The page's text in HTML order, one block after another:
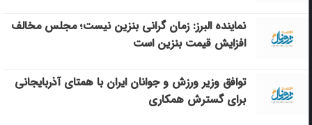
نماینده البرز: زمان گرانی بنزین نیست؛ مجلس مخالف
افزایش قیمت بنزین است
توافق وزیر ورزش و جوانان ایران با همتای آذربایجانی
برای گسترش همکاری